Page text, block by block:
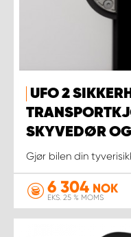
UFO 2
SKYVEDØR
Gjør bilen din
6 304 NOK
EKS. 25 % MOMS